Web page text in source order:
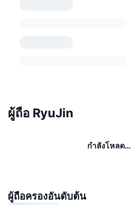
ผู้ถือ RyuJin
กำลังโหลด…
ผู้ถือครองอันดับต้น